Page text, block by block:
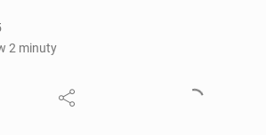
2 minuty